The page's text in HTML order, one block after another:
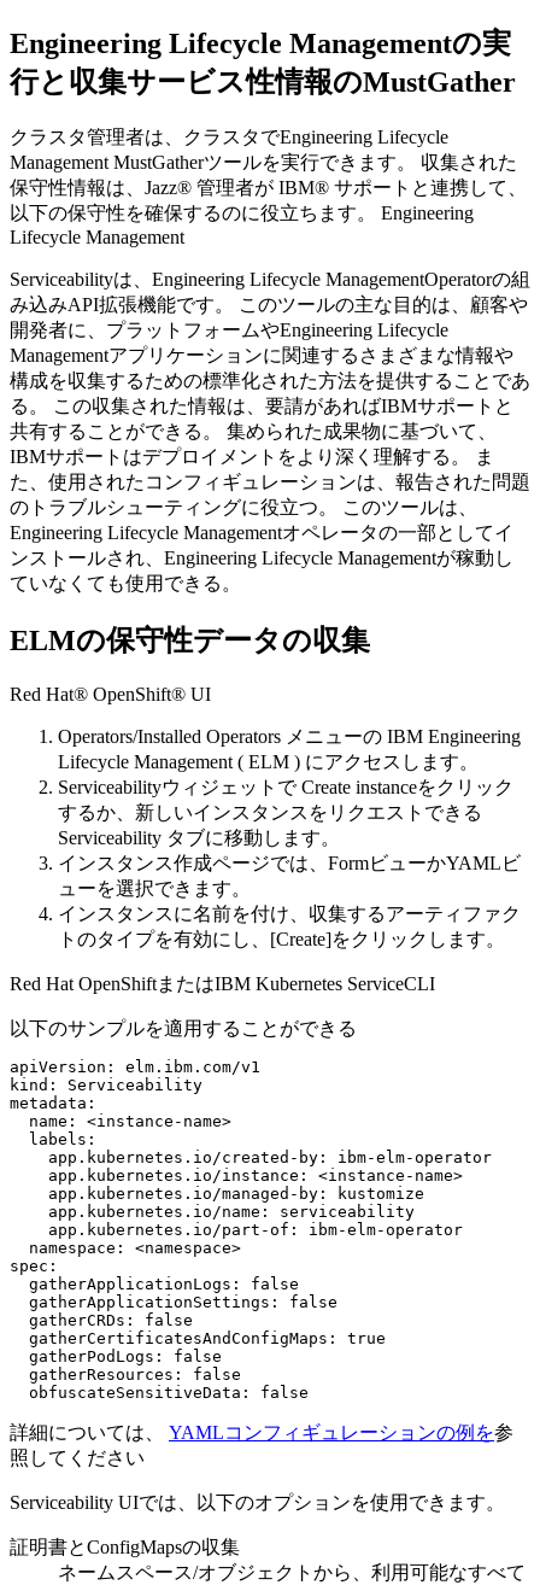
Engineering Lifecycle Managementの実
行と収集サービス性情報のMustGather
クラスタ管理者は、クラスタでEngineering Lifecycle
Management MustGatherツールを実行できます。 収集された
保守性情報は、Jazz® 管理者が IBM® サポートと連携して、
以下の保守性を確保するのに役立ちます。 Engineering
Lifecycle Management
Serviceabilityは、 Engineering Lifecycle ManagementOperatorの組
み込みAPI拡張機能です。 このツールの主な目的は、顧客や
開発者に、プラットフォームやEngineering Lifecycle
Managementアプリケーションに関連するさまざまな情報や
構成を収集するための標準化された方法を提供することであ
る。 この収集された情報は、要請があればIBMサポートと
共有することができる。 集められた成果物に基づいて、
IBMサポートはデプロイメントをより深く理解する。 ま
た、使用されたコンフィギュレーションは、報告された問題
のトラブルシューティングに役立つ。 このツールは、
Engineering Lifecycle Managementオペレータの一部としてイ
ンストールされ、 Engineering Lifecycle Managementが稼動し
ていなくても使用できる。
ELMの保守性データの収集
Red Hat® OpenShift® UI
Operators/Installed Operators メニューの IBM Engineering
Lifecycle Management ( ELM ) にアクセスします。
ServiceabilityウィジェットでCreate instanceをクリック
するか、新しいインスタンスをリクエストできる
Serviceability タブに移動します。
インスタンス作成ページでは、FormビューかYAMLビ
ューを選択できます。
インスタンスに名前を付け、収集するアーティファク
トのタイプを有効にし、[Create]をクリックします。
Red Hat OpenShiftまたはIBM Kubernetes ServiceCLI
以下のサンプルを適用することができる
apiVersion: elm.ibm.com/v1
kind: Serviceability
metadata:
  name: <instance-name>
  labels:
    app.kubernetes.io/created-by: ibm-elm-operator
    app.kubernetes.io/instance: <instance-name>
    app.kubernetes.io/managed-by: kustomize
    app.kubernetes.io/name: serviceability
    app.kubernetes.io/part-of: ibm-elm-operator
  namespace: <namespace>
spec:
  gatherApplicationLogs: false
  gatherApplicationSettings: false
  gatherCRDs: false
  gatherCertificatesAndConfigMaps: true
  gatherPodLogs: false
  gatherResources: false
  obfuscateSensitiveData: false
詳細については、 YAMLコンフィギュレーションの例を参
照してください
Serviceability UIでは、以下のオプションを使用できます。
証明書とConfigMapsの収集
ネームスペース/オブジェクトから、利用可能なすべて